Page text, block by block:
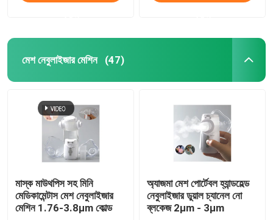
মেশ নেবুলাইজার মেশিন (47)
মাস্ক মাউথপিস সহ মিনি
মেডিকামেন্টাস মেশ নেবুলাইজার
মেশিন 1.76-3.8μm কোল্ড
অ্যাজমা মেশ পোর্টেবল হ্যান্ডহেল্ড
নেবুলাইজার ডুয়াল চ্যানেল নো
ব্লকেজ 2μm - 3μm